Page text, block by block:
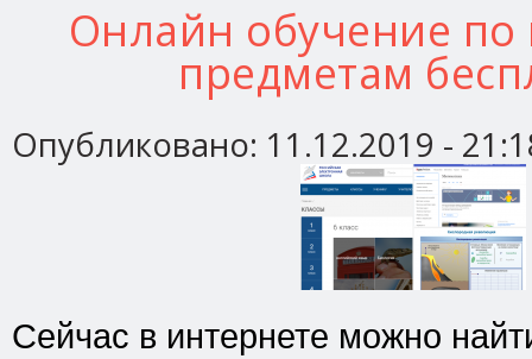
Онлайн обучение
предметам
Опубликовано: 11.12.2019 -
Сейчас в интернете можно